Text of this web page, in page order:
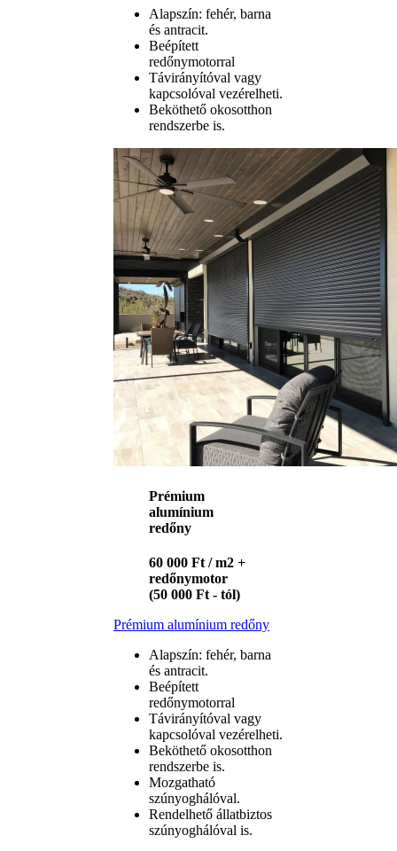
Alapszín: fehér, barna
és antracit.
Beépített
redőnymotorral
Távirányítóval vagy
kapcsolóval vezérelheti.
Beköthető okosotthon
rendszerbe is.
Prémium
alumínium
redőny
60 000 Ft / m2 +
redőnymotor
(50 000 Ft - tól)
Prémium alumínium redőny
Alapszín: fehér, barna
és antracit.
Beépített
redőnymotorral
Távirányítóval vagy
kapcsolóval vezérelheti.
Beköthető okosotthon
rendszerbe is.
Mozgatható
szúnyoghálóval.
Rendelhető állatbiztos
szúnyoghálóval is.